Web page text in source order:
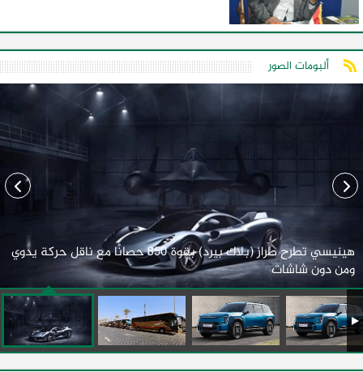
ألبومات الصور
هينيسي تطرح طراز (بلاك بيرد) بقوة 850 حصانًا مع ناقل حركة يدوي
ومن دون شاشات